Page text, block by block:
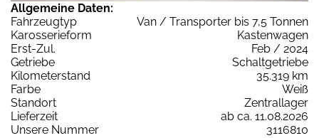
Allgemeine Daten:
Fahrzeugtyp
Van / Transporter bis 7,5 Tonnen
Karosserieform
Kastenwagen
Erst-Zul.
Feb / 2024
Getriebe
Schaltgetriebe
Kilometerstand
35.319 km
Farbe
Weiß
Standort
Zentrallager
Lieferzeit
ab ca. 11.08.2026
Unsere Nummer
3116810